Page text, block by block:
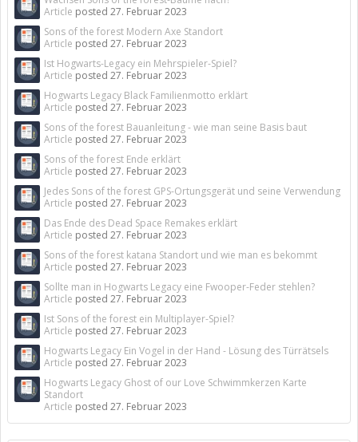
Article posted 27. Februar 2023
Sons of the forest Modern Axe Standort
Article posted 27. Februar 2023
Ist Hogwarts-Legacy ein Mehrspieler-Spiel?
Article posted 27. Februar 2023
Hogwarts Legacy Black Familienmotto erklärt
Article posted 27. Februar 2023
Sons of the forest Bauanleitung - wie man seine Basis baut
Article posted 27. Februar 2023
Sons of the forest Ende erklärt
Article posted 27. Februar 2023
Jedes Sons of the forest GPS-Ortungsgerät und seine Verwendung
Article posted 27. Februar 2023
Das Ende des Dead Space Remakes erklärt
Article posted 27. Februar 2023
Sons of the forest katana Standort und wie man es bekommt
Article posted 27. Februar 2023
Sollte man in Hogwarts Legacy eine Fwooper-Feder stehlen?
Article posted 27. Februar 2023
Ist Sons of the forest ein Multiplayer-Spiel?
Article posted 27. Februar 2023
Hogwarts Legacy Ein Vogel in der Hand - Lösung des Türrätsels
Article posted 27. Februar 2023
Hogwarts Legacy Ghost of our Love Schwimmkerzen Karte
Standort
Article posted 27. Februar 2023